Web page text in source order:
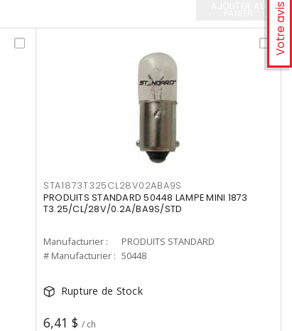
Votre avis
STA1873T325CL28V02ABA9S
PRODUITS STANDARD 50448 LAMPE MINI 1873
T3.25/CL/28V/0.2A/BA9S/STD
Manufacturier :
PRODUITS STANDARD
# Manufacturier : 50448
Rupture de Stock
6,41 $ / ch